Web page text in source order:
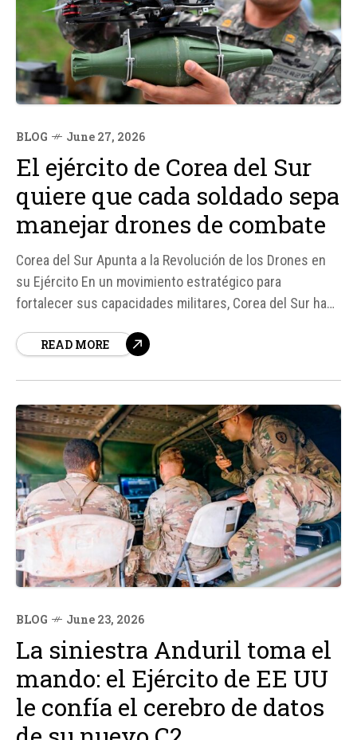
BLOG June 27, 2026
El ejército de Corea del Sur
quiere que cada soldado sepa
manejar drones de combate
Corea del Sur Apunta a la Revolución de los Drones en
su Ejército En un movimiento estratégico para
fortalecer sus capacidades militares, Corea del Sur ha
sus militares en el uso de drones de combate. Según
READ MORE
BLOG June 23, 2026
La siniestra Anduril toma el
mando: el Ejército de EE UU
le confía el cerebro de datos